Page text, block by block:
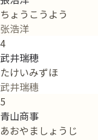
ちょうこうよう
张浩洋
4
武井瑞穂
たけいみずほ
武井瑞穗
5
青山商事
あおやましょうじ